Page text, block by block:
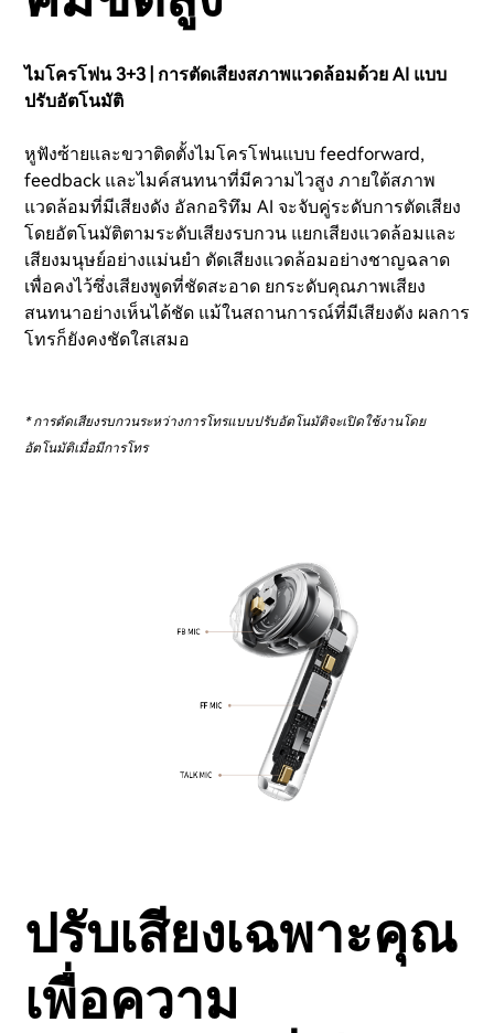
ไมโครโฟน 3+3 | การตัดเสียงสภาพแวดล้อมด้วย AI แบบ
ปรับอัตโนมัติ
หูฟังซ้ายและขวาติดตั้งไมโครโฟนแบบ feedforward,
feedback และไมค์สนทนาที่มีความไวสูง ภายใต้สภาพ
แวดล้อมที่มีเสียงดัง อัลกอริทึม AI จะจับคู่ระดับการตัดเสียง
โดยอัตโนมัติตามระดับเสียงรบกวน แยกเสียงแวดล้อมและ
เสียงมนุษย์อย่างแม่นยำ ตัดเสียงแวดล้อมอย่างชาญฉลาด
เพื่อคงไว้ซึ่งเสียงพูดที่ชัดสะอาด ยกระดับคุณภาพเสียง
สนทนาอย่างเห็นได้ชัด แม้ในสถานการณ์ที่มีเสียงดัง ผลการ
โทรก็ยังคงชัดใสเสมอ
* การตัดเสียงรบกวนระหว่างการโทรแบบปรับอัตโนมัติจะเปิดใช้งานโดย
อัตโนมัติเมื่อมีการโทร
ปรับเสียงเฉพาะคุณ
เพื่อความ